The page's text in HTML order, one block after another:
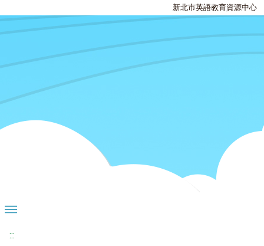
新北市英語教育資源中心
:::